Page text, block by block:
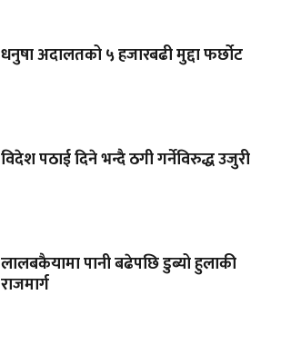
धनुषा अदालतको ५ हजारबढी मुद्दा फर्छोट
विदेश पठाई दिने भन्दै ठगी गर्नेविरुद्ध उजुरी
लालबकैयामा पानी बढेपछि डुब्यो हुलाकी
राजमार्ग